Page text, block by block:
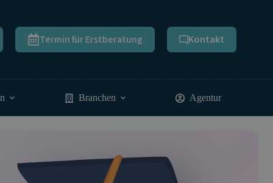
Termin für Erstberatung Kontakt
Branchen Agentur